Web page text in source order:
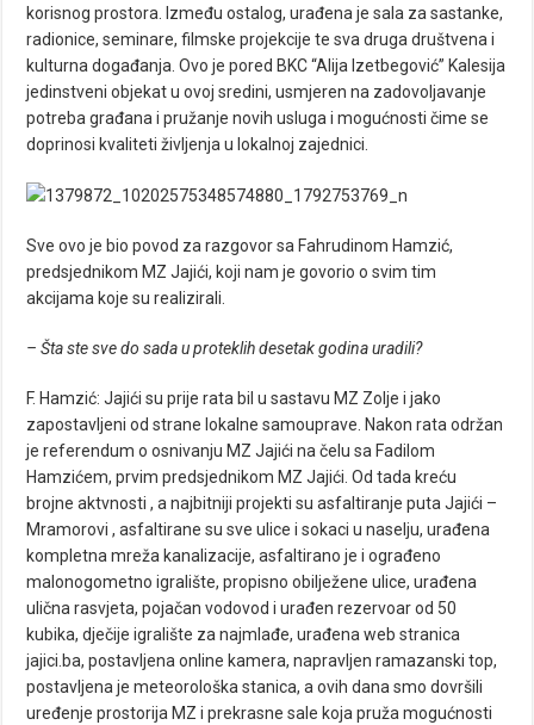
korisnog prostora. Između ostalog, urađena je sala za sastanke,
radionice, seminare, filmske projekcije te sva druga društvena i
kulturna događanja. Ovo je pored BKC “Alija Izetbegović” Kalesija
jedinstveni objekat u ovoj sredini, usmjeren na zadovoljavanje
potreba građana i pružanje novih usluga i mogućnosti čime se
doprinosi kvaliteti življenja u lokalnoj zajednici.
Sve ovo je bio povod za razgovor sa Fahrudinom Hamzić,
predsjednikom MZ Jajići, koji nam je govorio o svim tim
akcijama koje su realizirali.
– Šta ste sve do sada u proteklih desetak godina uradili?
F. Hamzić: Jajići su prije rata bil u sastavu MZ Zolje i jako
zapostavljeni od strane lokalne samouprave. Nakon rata održan
je referendum o osnivanju MZ Jajići na čelu sa Fadilom
Hamzićem, prvim predsjednikom MZ Jajići. Od tada kreću
brojne aktvnosti , a najbitniji projekti su asfaltiranje puta Jajići –
Mramorovi , asfaltirane su sve ulice i sokaci u naselju, urađena
kompletna mreža kanalizacije, asfaltirano je i ograđeno
malonogometno igralište, propisno obilježene ulice, urađena
ulična rasvjeta, pojačan vodovod i urađen rezervoar od 50
kubika, dječije igralište za najmlađe, urađena web stranica
jajici.ba, postavljena online kamera, napravljen ramazanski top,
postavljena je meteorološka stanica, a ovih dana smo dovršili
uređenje prostorija MZ i prekrasne sale koja pruža mogućnosti